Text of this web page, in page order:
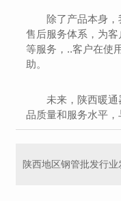
除了产品本身
售后服务体系，为
等服务，..客户在使
助。
未来，陕西暖通
品质量和服务水平